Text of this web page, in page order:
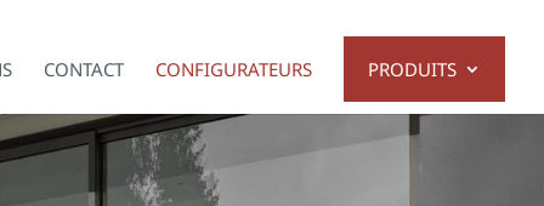
CONTACT CONFIGURATEURS PRODUITS